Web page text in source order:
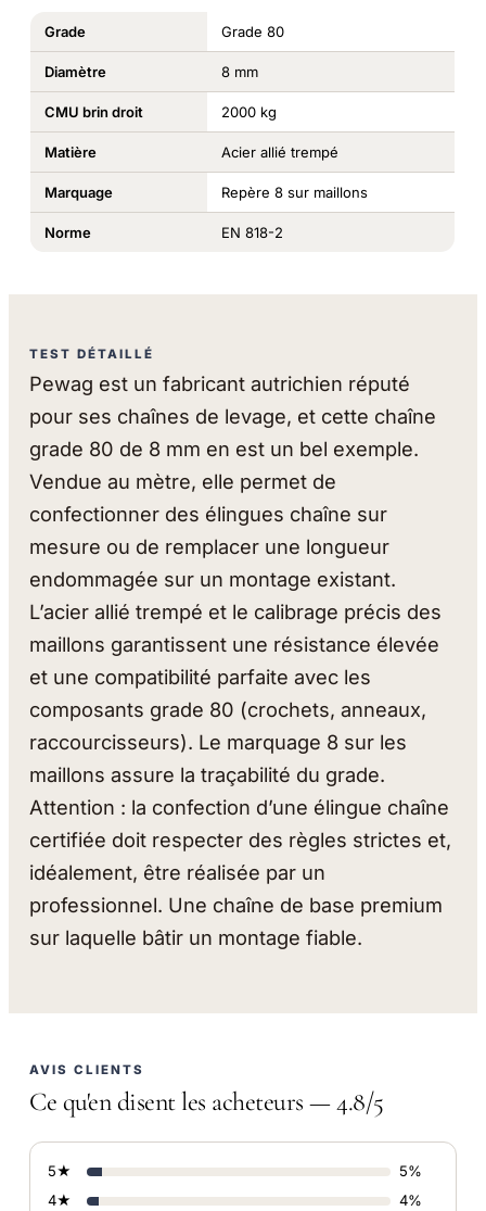
Grade Grade 80
Diamètre 8 mm
CMU brin droit 2000 kg
Matière Acier allié trempé
Marquage Repère 8 sur maillons
Norme EN 818-2
TEST DÉTAILLÉ
Pewag est un fabricant autrichien réputé
pour ses chaînes de levage, et cette chaîne
grade 80 de 8 mm en est un bel exemple.
Vendue au mètre, elle permet de
confectionner des élingues chaîne sur
mesure ou de remplacer une longueur
endommagée sur un montage existant.
L’acier allié trempé et le calibrage précis des
maillons garantissent une résistance élevée
et une compatibilité parfaite avec les
composants grade 80 (crochets, anneaux,
raccourcisseurs). Le marquage 8 sur les
maillons assure la traçabilité du grade.
Attention : la confection d’une élingue chaîne
certifiée doit respecter des règles strictes et,
idéalement, être réalisée par un
professionnel. Une chaîne de base premium
sur laquelle bâtir un montage fiable.
AVIS CLIENTS
Ce qu'en disent les acheteurs — 4.8/5
5★
5%
4★
4%